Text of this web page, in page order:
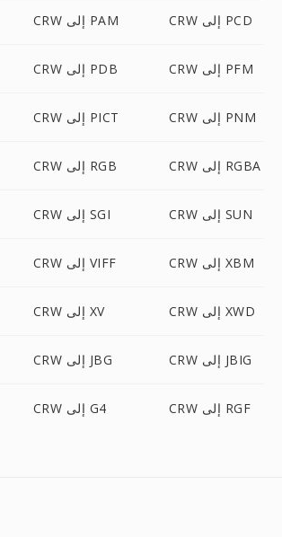
CRW إلى PAM CRW إلى PCD
CRW إلى PDB CRW إلى PFM
CRW إلى PICT CRW إلى PNM
CRW إلى RGB CRW إلى RGBA
CRW إلى SGI CRW إلى SUN
CRW إلى VIFF CRW إلى XBM
CRW إلى XV CRW إلى XWD
CRW إلى JBG CRW إلى JBIG
CRW إلى G4 CRW إلى RGF